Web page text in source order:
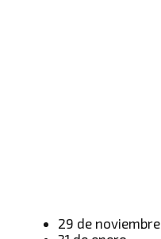
29 de noviembre